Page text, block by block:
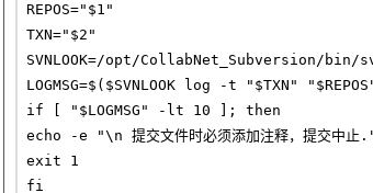
REPOS="$1"
TXN="$2"
SVNLOOK=/opt/CollabNet_Subversion/bin/
LOGMSG=$($SVNLOOK log -t "$TXN"
if [ "$LOGMSG" -lt 10 ]; then
echo -e "\n 提交文件时必须添加注释，提交中止
exit 1